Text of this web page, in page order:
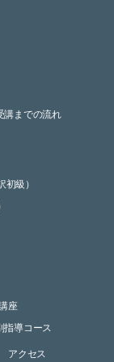
講までの流れ
級）
座
指導コース
アクセス